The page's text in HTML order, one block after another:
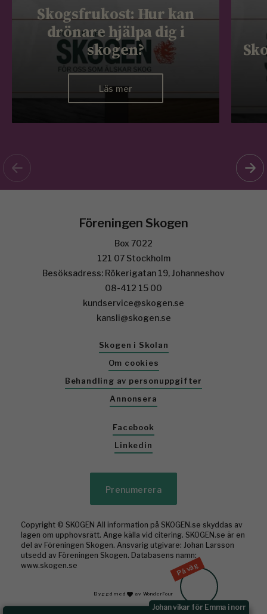
Skogsfrukost: Hur kan
drönare hjälpa dig i
skogen?
Läs mer
På väg
Johan vikar för Emma i norr
Föreningen Skogen
Box 7022
121 07 Stockholm
Besöksadress: Rökerigatan 19, Johanneshov
08-412 15 00
kundservice@skogen.se
kansli@skogen.se
Skogen i Skolan
Om cookies
Behandling av personuppgifter
Annonsera
Facebook
Linkedin
Prenumerera
Copyright © SKOGEN All information på SKOGEN.se skyddas av
lagen om upphovsrätt. Ange källa vid citering. SKOGEN.se är en
del av Föreningen Skogen. Ansvarig utgivare: Johan Larsson
utsedd av Föreningen Skogen. Databasens namn:
www.skogen.se
Byggd med av WonderFour